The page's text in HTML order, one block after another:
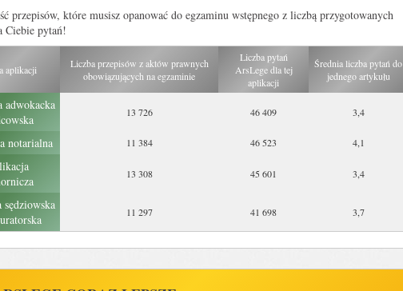
przepisów, które musisz opanować do egzaminu wstępnego z liczbą przygotowanych
Ciebie pytań!
aplikacji
Liczba przepisów z aktów prawnych
obowiązujących na egzaminie
Liczba pytań
ArsLege dla tej
aplikacji
Średnia liczba pytań do
jednego artykułu
adwokacka
13 726 46 409 3,4
notarialna 11 384 46 523 4,1
13 308 45 601 3,4
11 297 41 698 3,7